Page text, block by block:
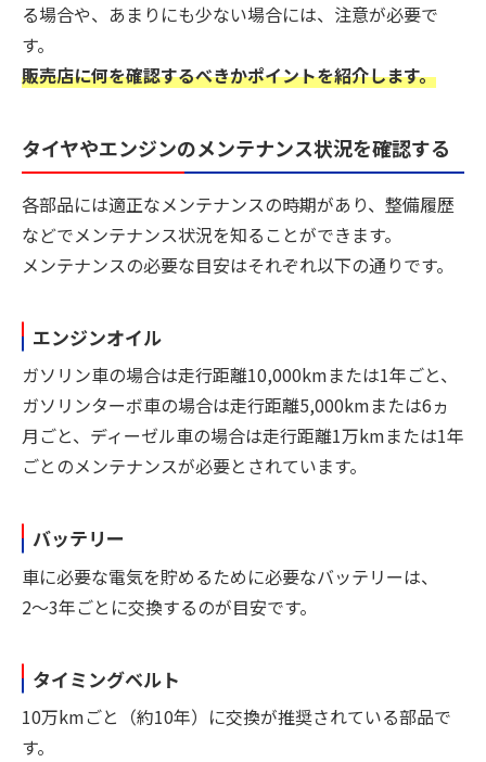
る場合や、あまりにも少ない場合には、注意が必要で
す。
販売店に何を確認するべきかポイントを紹介します。
タイヤやエンジンのメンテナンス状況を確認する
各部品には適正なメンテナンスの時期があり、整備履歴
などでメンテナンス状況を知ることができます。
メンテナンスの必要な目安はそれぞれ以下の通りです。
エンジンオイル
ガソリン車の場合は走行距離10,000kmまたは1年ごと、
ガソリンターボ車の場合は走行距離5,000kmまたは6ヵ
月ごと、ディーゼル車の場合は走行距離1万kmまたは1年
ごとのメンテナンスが必要とされています。
バッテリー
車に必要な電気を貯めるために必要なバッテリーは、
2〜3年ごとに交換するのが目安です。
タイミングベルト
10万kmごと（約10年）に交換が推奨されている部品で
す。